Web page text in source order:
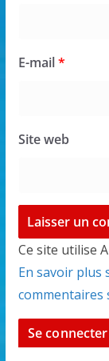
E-mail*
Site web
Ce site utilise
En savoir plus
commentaires
Se connecter